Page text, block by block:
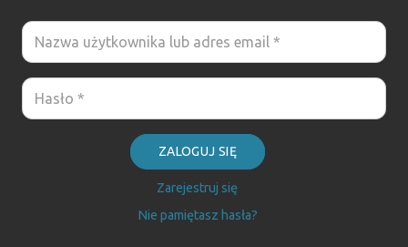
ZALOGUJ SIĘ
Zarejestruj się
Nie pamiętasz hasła?